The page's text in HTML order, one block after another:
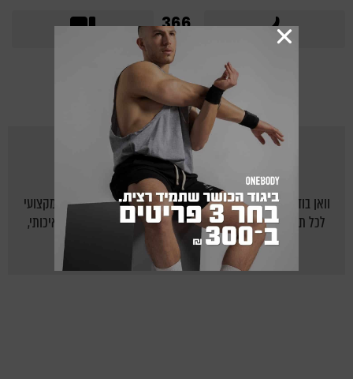
366
Points
ONEBODY.CO.IL
וואן בודי - אתר הכושר של ישראל: יוצרים לישראלים בית חם ומקצועי
לכל תחום הכושר, תזונה נכונה ואורח חיים בריא על ידי תוכן איכותי,
מקצועי, צעיר ומעניין.